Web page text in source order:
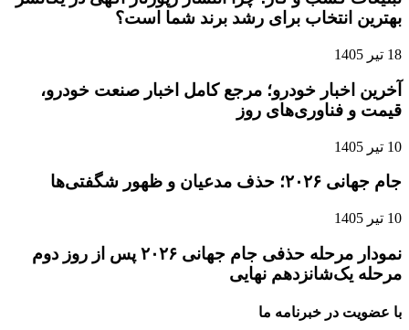
بهترین انتخاب برای رشد برند شما است؟
18 تیر 1405
آخرین اخبار خودرو؛ مرجع کامل اخبار صنعت خودرو،
قیمت و فناوری‌های روز
10 تیر 1405
جام جهانی ۲۰۲۶؛ حذف مدعیان و ظهور شگفتی‌ها
10 تیر 1405
نمودار مرحله حذفی جام جهانی ۲۰۲۶ پس از روز دوم
مرحله یک‌شانزدهم نهایی
با عضویت در خبرنامه ما